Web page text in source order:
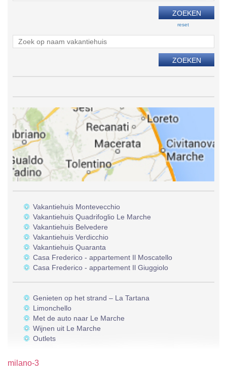
reset
Vakantiehuis Montevecchio
Vakantiehuis Quadrifoglio Le Marche
Vakantiehuis Belvedere
Vakantiehuis Verdicchio
Vakantiehuis Quaranta
Casa Frederico - appartement Il Moscatello
Casa Frederico - appartement Il Giuggiolo
Genieten op het strand – La Tartana
Limonchello
Met de auto naar Le Marche
Wijnen uit Le Marche
Outlets
milano-3